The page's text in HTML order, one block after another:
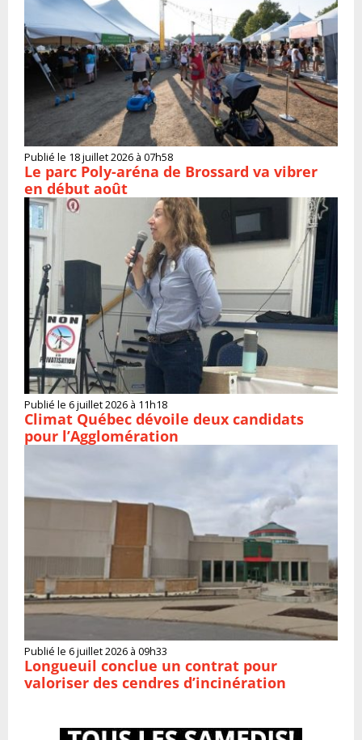
Publié le 18 juillet 2026 à 07h58
Le parc Poly-aréna de Brossard va vibrer
en début août
Publié le 6 juillet 2026 à 11h18
Climat Québec dévoile deux candidats
pour l’Agglomération
Publié le 6 juillet 2026 à 09h33
Longueuil conclue un contrat pour
valoriser des cendres d’incinération